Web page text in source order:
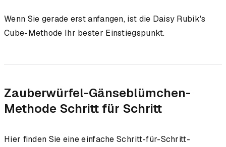
Wenn Sie gerade erst anfangen, ist die Daisy Rubik's
Cube-Methode Ihr bester Einstiegspunkt.
Zauberwürfel-Gänseblümchen-
Methode Schritt für Schritt
Hier finden Sie eine einfache Schritt-für-Schritt-